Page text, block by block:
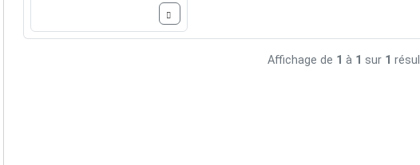
Affichage de 1 à 1 sur 1